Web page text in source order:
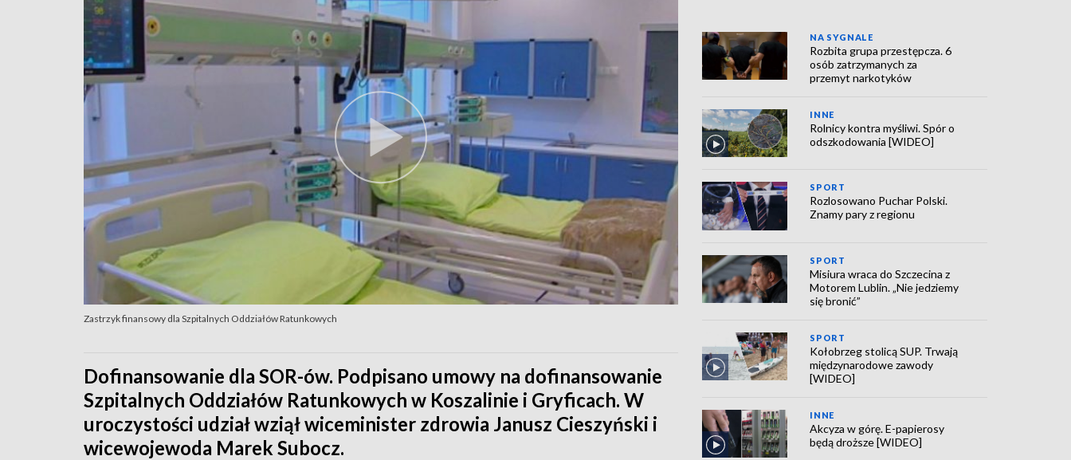
Zastrzyk finansowy dla Szpitalnych Oddziałów Ratunkowych
Dofinansowanie dla SOR-ów. Podpisano umowy na dofinansowanie
Szpitalnych Oddziałów Ratunkowych w Koszalinie i Gryficach. W
uroczystości udział wziął wiceminister zdrowia Janusz Cieszyński i
wicewojewoda Marek Subocz.
NA SYGNALE
Rozbita grupa przestępcza. 6
osób zatrzymanych za
przemyt narkotyków
INNE
Rolnicy kontra myśliwi. Spór o
odszkodowania [WIDEO]
SPORT
Rozlosowano Puchar Polski.
Znamy pary z regionu
SPORT
Misiura wraca do Szczecina z
Motorem Lublin. „Nie jedziemy
się bronić”
SPORT
Kołobrzeg stolicą SUP. Trwają
międzynarodowe zawody
[WIDEO]
INNE
Akcyza w górę. E-papierosy
będą droższe [WIDEO]